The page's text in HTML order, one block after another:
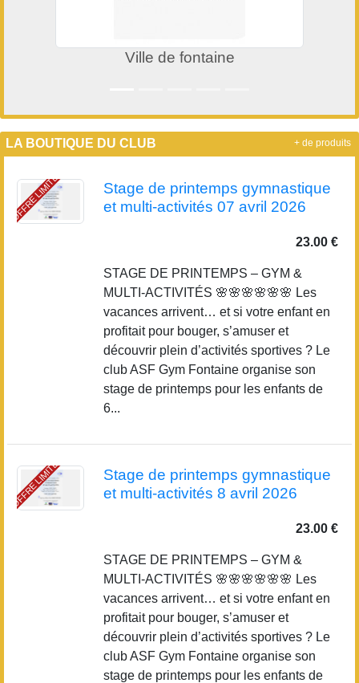
Ville de fontaine
LA BOUTIQUE DU CLUB
OFFRE LIMITÉE
Stage de printemps gymnastique
et multi-activités 07 avril 2026
23.00 €
STAGE DE PRINTEMPS – GYM &
MULTI-ACTIVITÉS 🌸🌸🌸🌸🌸🌸 Les
vacances arrivent… et si votre enfant en
profitait pour bouger, s’amuser et
découvrir plein d’activités sportives ? Le
club ASF Gym Fontaine organise son
stage de printemps pour les enfants de
6...
OFFRE LIMITÉE
Stage de printemps gymnastique
et multi-activités 8 avril 2026
23.00 €
STAGE DE PRINTEMPS – GYM &
MULTI-ACTIVITÉS 🌸🌸🌸🌸🌸🌸 Les
vacances arrivent… et si votre enfant en
profitait pour bouger, s’amuser et
découvrir plein d’activités sportives ? Le
club ASF Gym Fontaine organise son
stage de printemps pour les enfants de
+ de produits